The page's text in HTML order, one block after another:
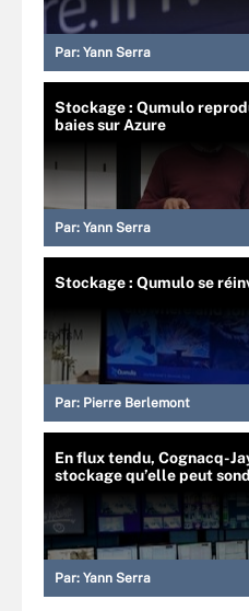
Par: Yann Serra
Stockage : Qumulo
baies sur Azure
Par: Yann Serra
Stockage : Qumulo se
Par: Pierre Berlemont
En flux tendu, Cognacq-
stockage qu’elle peut
Par: Yann Serra